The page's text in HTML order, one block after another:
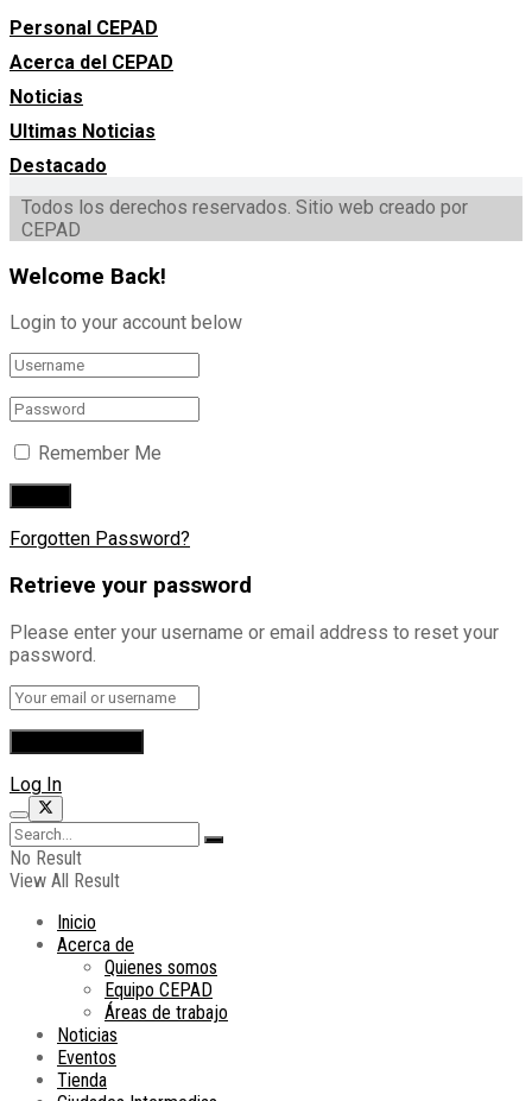
Personal CEPAD
Acerca del CEPAD
Noticias
Ultimas Noticias
Destacado
Todos los derechos reservados. Sitio web creado por
CEPAD
Welcome Back!
Login to your account below
Remember Me
Forgotten Password?
Retrieve your password
Please enter your username or email address to reset your
password.
Log In
No Result
View All Result
Inicio
Acerca de
Quienes somos
Equipo CEPAD
Áreas de trabajo
Noticias
Eventos
Tienda